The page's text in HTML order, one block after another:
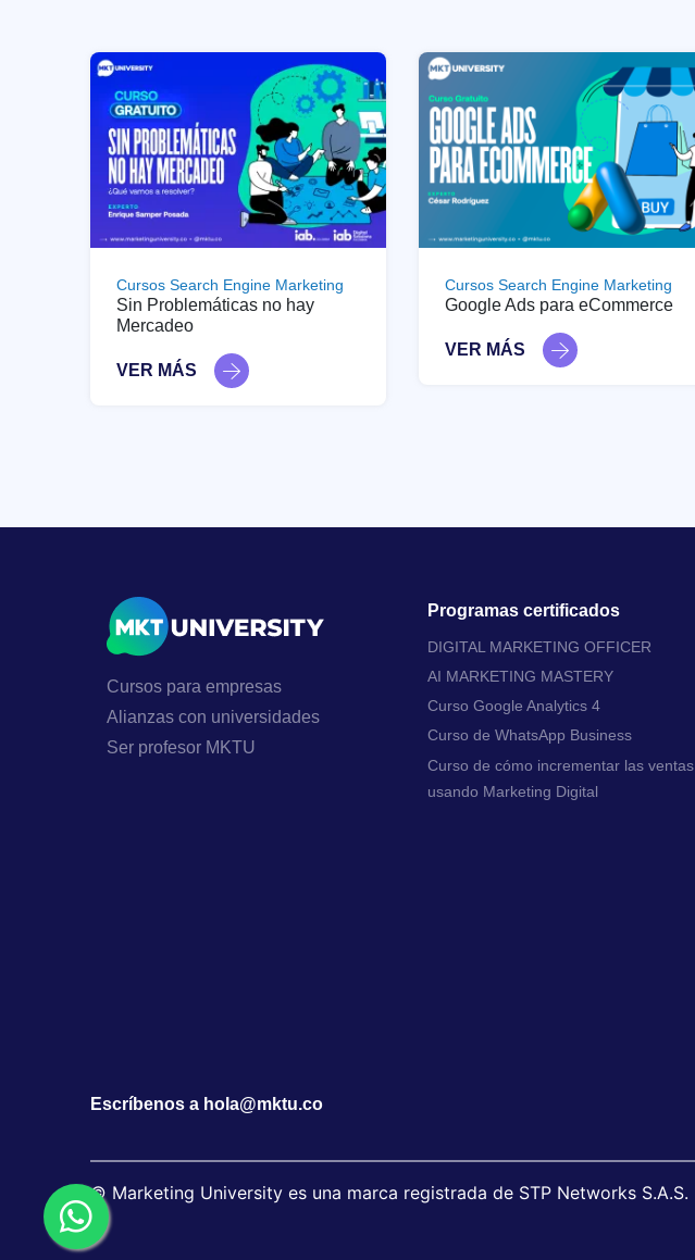
Cursos Search Engine Marketing
Sin Problemáticas no hay
Mercadeo
VER MÁS
Cursos Search Engine Marketing
Google Ads para eCommerce
VER MÁS
Cursos para empresas
Alianzas con universidades
Ser profesor MKTU
Programas certificados
DIGITAL MARKETING OFFICER
AI MARKETING MASTERY
Curso Google Analytics 4
Curso de WhatsApp Business
Curso de cómo incrementar las ventas
usando Marketing Digital
Escríbenos a hola@mktu.co
© Marketing University es una marca registrada de STP Networks S.A.S.